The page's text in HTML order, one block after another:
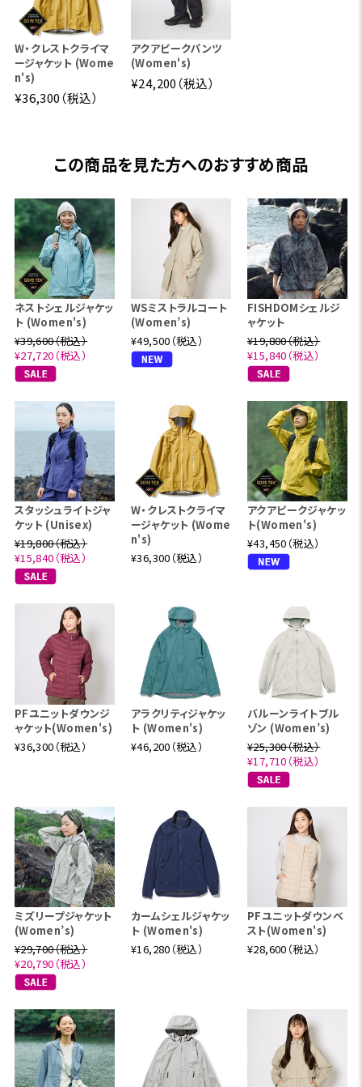
W・クレストクライマ
ージャケット (Wome
n's)
¥36,300（税込）
アクアピークパンツ
(Women's)
¥24,200（税込）
この商品を見た方へのおすすめ商品
ネストシェルジャケッ
ト (Women's)
¥39,600（税込）
¥27,720（税込）
WSミストラルコート
(Women’s)
¥49,500（税込）
FISHDOMシェルジ
ャケット
¥19,800（税込）
¥15,840（税込）
スタッシュライトジャ
ケット (Unisex)
¥19,800（税込）
¥15,840（税込）
W・クレストクライマ
ージャケット (Wome
n's)
¥36,300（税込）
アクアピークジャケッ
ト(Women's)
¥43,450（税込）
PFユニットダウンジ
ャケット(Women's)
¥36,300（税込）
アラクリティジャケッ
ト (Women's)
¥46,200（税込）
バルーンライトブル
ゾン (Women’s)
¥25,300（税込）
¥17,710（税込）
ミズリープジャケット
(Women’s)
¥29,700（税込）
¥20,790（税込）
カームシェルジャケッ
ト (Women's)
¥16,280（税込）
PFユニットダウンベ
スト(Women's)
¥28,600（税込）